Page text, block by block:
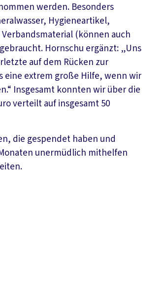
werden. Besonders
Hygieneartikel,
(können auch
Hornschu ergänzt: „Uns
auf dem Rücken zur
eine extrem große Hilfe, wenn wir
Insgesamt konnten wir über die
verteilt auf insgesamt 50
die gespendet haben und
unermüdlich mithelfen